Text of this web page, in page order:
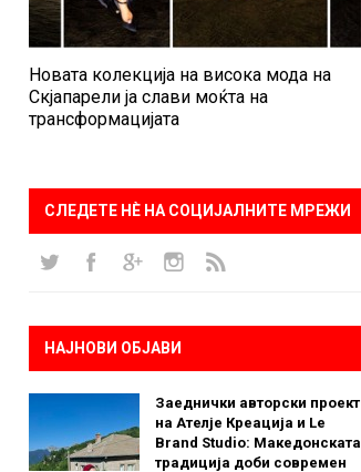
Новата колекција на висока мода на
Скјапарели ја слави моќта на
трансформацијата
СЛЕДЕТЕ НÈ НА СОЦИЈАЛНИТЕ МРЕЖИ
НАЈНОВИ ОБЈАВИ
Заеднички авторски проект
на Ателје Креација и Le
Brand Studio: Македонската
традиција доби современ